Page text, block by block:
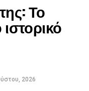
Το
2026